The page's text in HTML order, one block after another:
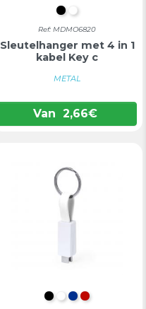
ZWART
WIT
Ref: MDMO6820
Sleutelhanger met 4 in 1
kabel Key c
METAL
Van 2,66€
ZWART
WITBLAUW
ROOD